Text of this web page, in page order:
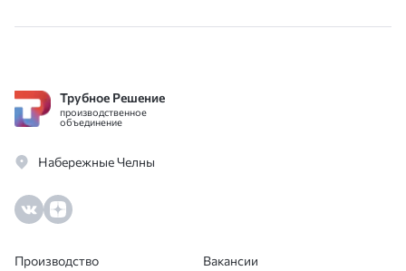
Трубное Решение
производственное
объединение
Набережные Челны
Производство
Вакансии